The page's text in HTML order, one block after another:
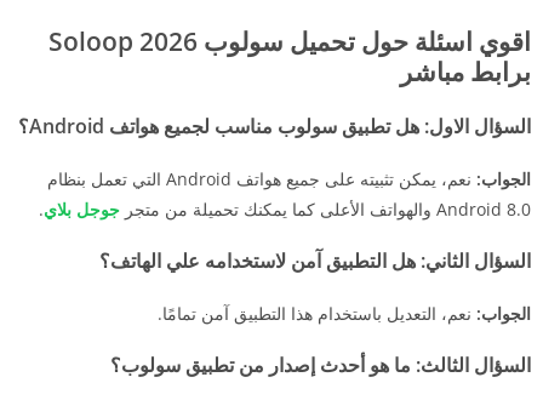
اقوي اسئلة حول تحميل سولوب 2026 Soloop
برابط مباشر
السؤال الاول: هل تطبيق سولوب مناسب لجميع هواتف Android؟
الجواب:
نعم، يمكن تثبيته على جميع هواتف Android التي تعمل بنظام
Android 8.0 والهواتف الأعلى كما يمكنك تحميلة من متجر
جوجل بلاي.
السؤال الثاني: هل التطبيق آمن لاستخدامه علي الهاتف؟
الجواب: نعم، التعديل باستخدام هذا التطبيق آمن تمامًا.
السؤال الثالث: ما هو أحدث إصدار من تطبيق سولوب؟